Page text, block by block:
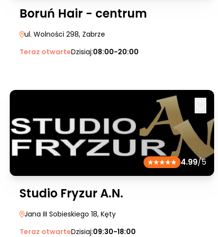
Boruń Hair - centrum
ul. Wolności 298, Zabrze
Teraz otwarteDzisiaj:08:00-20:00
4.99/5
Studio Fryzur A.N.
Jana III Sobieskiego 18, Kęty
Teraz otwarteDzisiaj:09:30-18:00